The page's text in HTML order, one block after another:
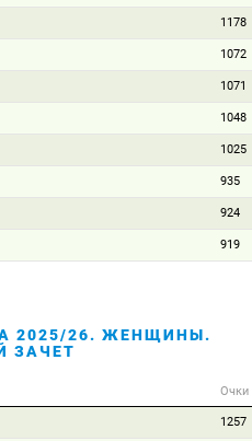
1178
1072
1071
1048
1025
935
924
919
2025/26. ЖЕНЩИНЫ.
ЗАЧЕТ
Очки
1257